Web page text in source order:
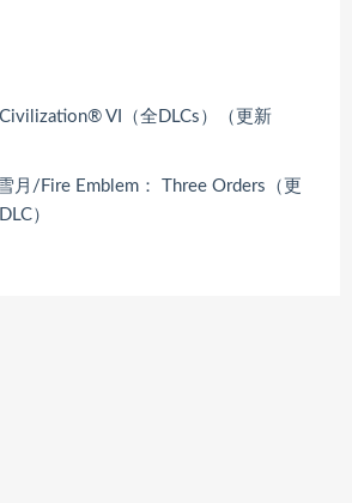
VI（全DLCs）（更新